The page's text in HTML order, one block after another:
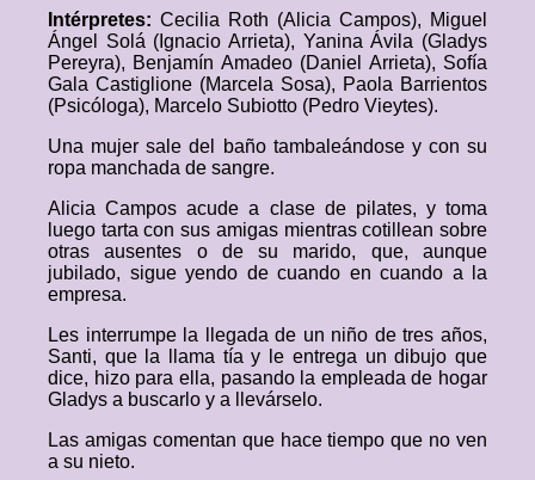
Intérpretes: Cecilia Roth (Alicia Campos), Miguel
Ángel Solá (Ignacio Arrieta), Yanina Ávila (Gladys
Pereyra), Benjamín Amadeo (Daniel Arrieta), Sofía
Gala Castiglione (Marcela Sosa), Paola Barrientos
(Psicóloga), Marcelo Subiotto (Pedro Vieytes).
Una mujer sale del baño tambaleándose y con su
ropa manchada de sangre.
Alicia Campos acude a clase de pilates, y toma
luego tarta con sus amigas mientras cotillean sobre
otras ausentes o de su marido, que, aunque
jubilado, sigue yendo de cuando en cuando a la
empresa.
Les interrumpe la llegada de un niño de tres años,
Santi, que la llama tía y le entrega un dibujo que
dice, hizo para ella, pasando la empleada de hogar
Gladys a buscarlo y a llevárselo.
Las amigas comentan que hace tiempo que no ven
a su nieto.